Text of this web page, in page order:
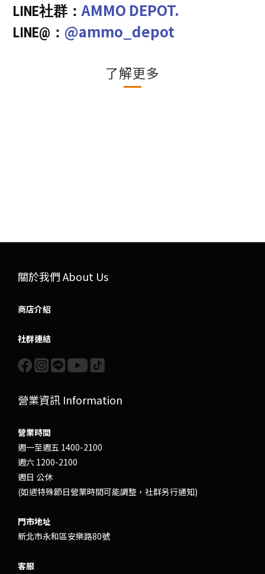
LINE社群：AMMO DEPOT.
LINE@： @ammo_depot
了解更多
關於我們 About Us
商店介紹
社群連結
營業資訊 Information
營業時間
週一至週五 1400-2100
週六 1200-2100
週日 公休
(如遇特殊節日營業時間可能調整，社群另行通知)
門市地址
新北市永和區安樂路80號
客服